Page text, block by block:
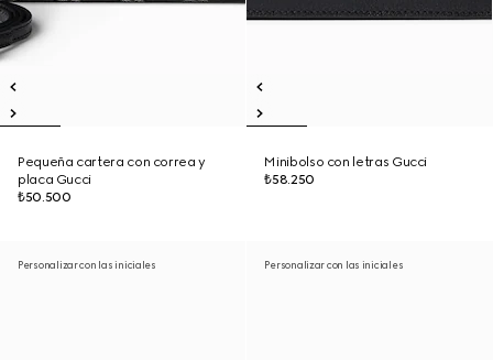
Pequeña cartera con correa y
placa Gucci
₺50.500
Minibolso con letras Gucci
₺58.250
Personalizar con las iniciales Personalizar con las iniciales